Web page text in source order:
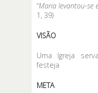
“Maria levantou-se
1, 39)
VISÃO
Uma Igreja
festeja
META